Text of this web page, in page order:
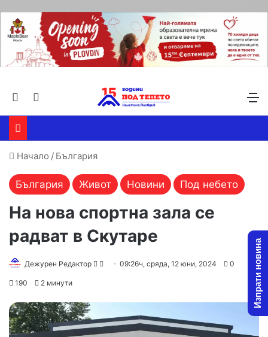
Търсене ...
Начало / България
България Живот Новини Под небето
На нова спортна зала се
радват в Скутаре
Дежурен Редактор
Follow
Send09:26ч, сряда, 12 юни, 2024 0
190 2 минути Изпрати новина